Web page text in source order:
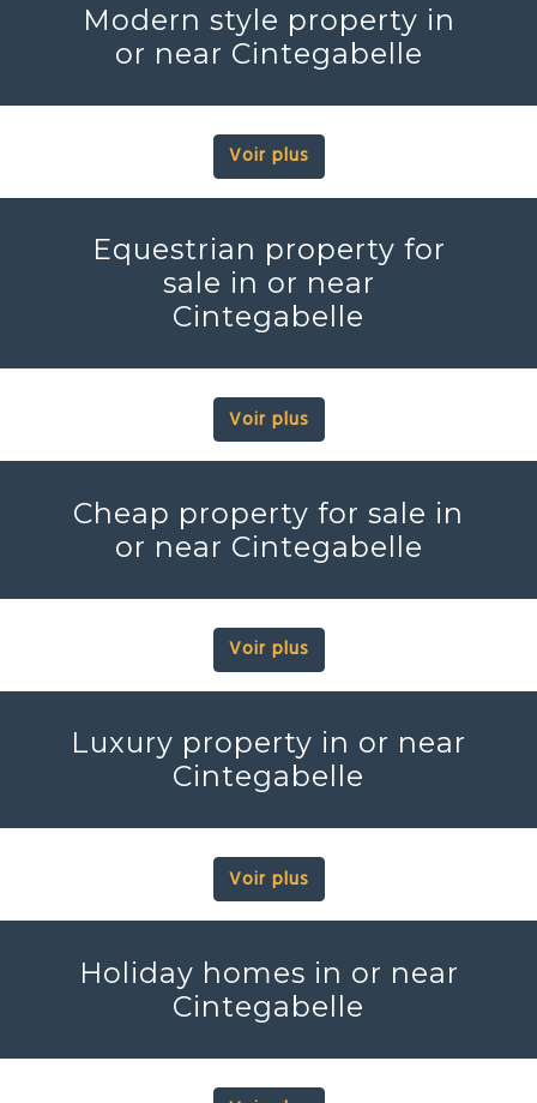
Modern style property in
or near Cintegabelle
Voir plus
Equestrian property for
sale in or near
Cintegabelle
Voir plus
Cheap property for sale in
or near Cintegabelle
Voir plus
Luxury property in or near
Cintegabelle
Voir plus
Holiday homes in or near
Cintegabelle